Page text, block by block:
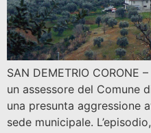
SAN DEMETRIO
un assessore del Comune
una presunta aggressione
sede municipale.